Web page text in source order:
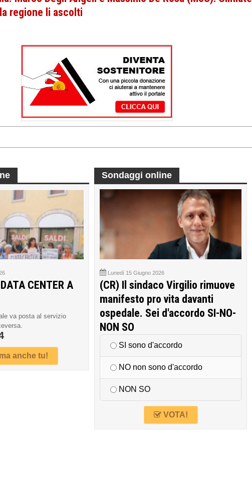
regione li ascolti
CENTER A
va posta al servizio
anche tu!
Sondaggi online
Lunedì 15 Giugno 2026
(CR) Il sindaco Virgilio rimuove
manifesto pro vita davanti
ospedale. Sei d'accordo SI-NO-
NON SO
SI sono d'accordo
NO non sono d'accordo
NON SO
VOTA!